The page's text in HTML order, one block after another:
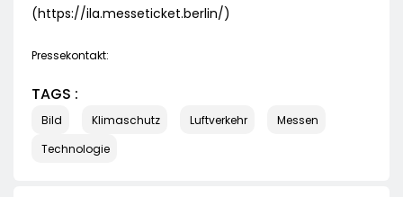
(https://ila.messeticket.berlin/)
Pressekontakt:
TAGS :
Bild Klimaschutz Luftverkehr
Messen
Technologie